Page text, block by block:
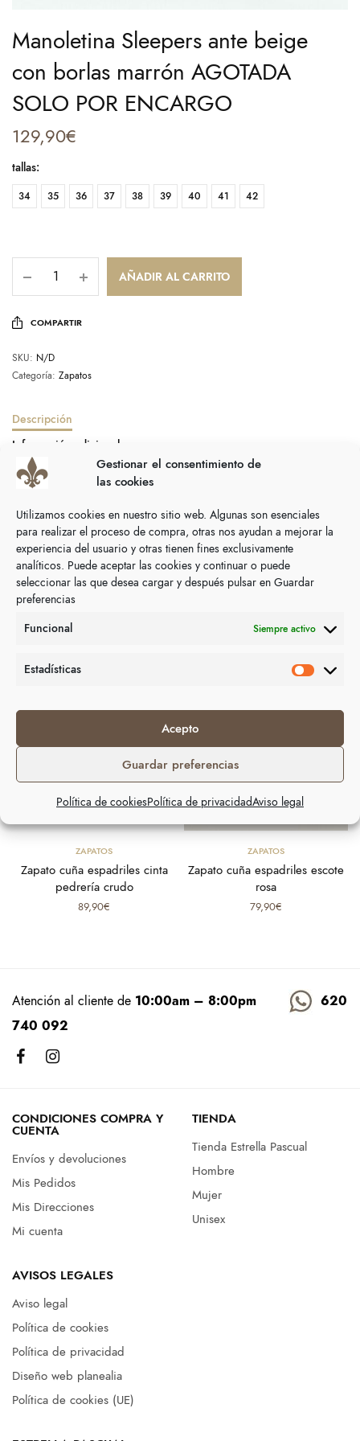
Gestionar el consentimiento de
las cookies
Utilizamos cookies en nuestro sitio web. Algunas son esenciales
para realizar el proceso de compra, otras nos ayudan a mejorar la
experiencia del usuario y otras tienen fines exclusivamente
analíticos. Puede aceptar las cookies y continuar o puede
seleccionar las que desea cargar y después pulsar en Guardar
preferencias
Funcional
Siempre activo
Estadísticas
Acepto
Guardar preferencias
Política de cookiesPolítica de privacidadAviso legal
Manoletina Sleepers ante beige
con borlas marrón AGOTADA
SOLO POR ENCARGO
129,90€
tallas:
34 35 36 37 38 39 40 41 42
AÑADIR AL CARRITO
COMPARTIR
SKU: N/D
Categoría: Zapatos
Descripción
Información adicional
Zapato señora manoletina sleepers.
Fabricado en España.
Productos relacionados
Seleccionar opciones
ZAPATOS
Zapato cuña espadriles cinta
pedrería crudo
89,90€
Seleccionar opciones
ZAPATOS
Zapato cuña espadriles escote
rosa
79,90€
Atención al cliente de 10:00am – 8:00pm
620
740 092
CONDICIONES COMPRA Y
CUENTA
Envíos y devoluciones
Mis Pedidos
Mis Direcciones
Mi cuenta
TIENDA
Tienda Estrella Pascual
Hombre
Mujer
Unisex
AVISOS LEGALES
Aviso legal
Política de cookies
Política de privacidad
Diseño web planealia
Política de cookies (UE)